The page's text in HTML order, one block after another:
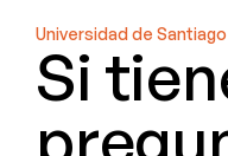
Universidad de
Si